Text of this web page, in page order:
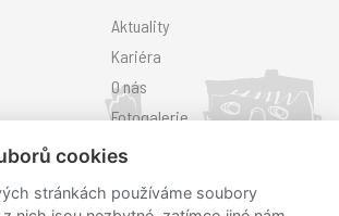
Aktuality
Kariéra
O nás
Fotogalerie
cookies
stránkách používáme soubory